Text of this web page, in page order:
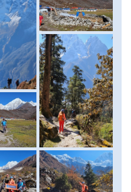
Meredeken ereszkedünk
Több alkalommal leszakadt
vezet itt is az út. Keskeny
m magasan fekvő Surki
megebédelünk. Innen már
szállásunkra. Egy frissítő
meg igazán 10 napos
stílusosan khukri
a bennünket támogató
segítségét. Nélkülük ez
vendégház. (táv: 13-14
fel, menetidő: 5-6 óra)